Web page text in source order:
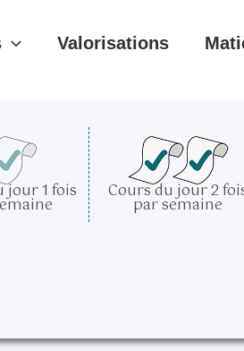
Valorisations
jour 1 fois Cours du jour 2
par semaine